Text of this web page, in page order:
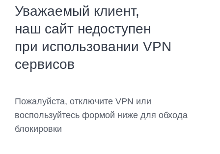
Уважаемый клиент,
наш сайт недоступен
при использовании VPN
сервисов
Пожалуйста, отключите VPN или
воспользуйтесь формой ниже для обхода
блокировки